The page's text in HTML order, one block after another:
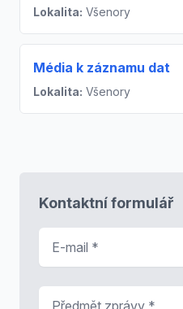
Lokalita: Všenory
Média k záznamu dat
Lokalita: Všenory
Kontaktní formulář